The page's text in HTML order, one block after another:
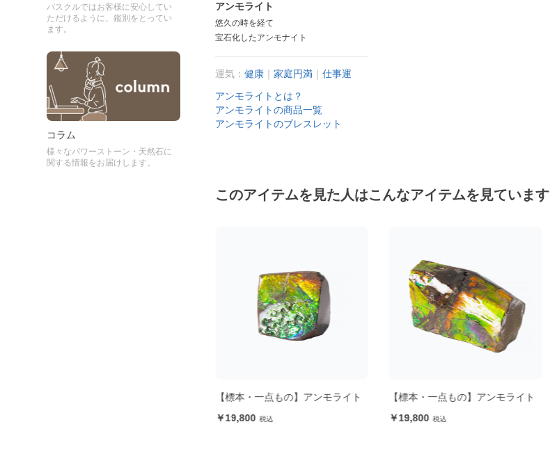
パスクルではお客様に安心してい
ただけるように、鑑別をとってい
ます。
コラム
様々なパワーストーン・天然石に
関する情報をお届けします。
アンモライト
悠久の時を経て
宝石化したアンモナイト
運気：健康 ｜家庭円満 ｜仕事運
アンモライトとは？
アンモライトの商品一覧
アンモライトのブレスレット
このアイテムを見た人はこんなアイテムを見ています
【標本・一点もの】アンモライト
19,800
【一点もの】アンモナイトアンモ